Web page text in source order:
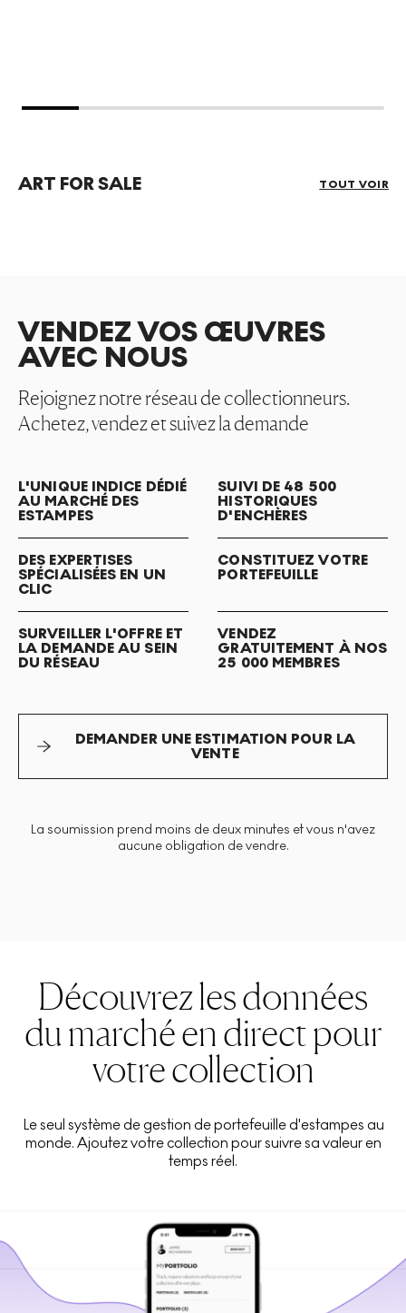
ART FOR SALE TOUT VOIR
VENDEZ VOS ŒUVRES
AVEC NOUS
Rejoignez notre réseau de collectionneurs.
Achetez, vendez et suivez la demande
L'UNIQUE INDICE DÉDIÉ
AU MARCHÉ DES
ESTAMPES
SUIVI DE 48 500
HISTORIQUES
D'ENCHÈRES
DES EXPERTISES
SPÉCIALISÉES EN UN
CLIC
CONSTITUEZ VOTRE
PORTEFEUILLE
SURVEILLER L'OFFRE ET
LA DEMANDE AU SEIN
DU RÉSEAU
VENDEZ
GRATUITEMENT À NOS
25 000 MEMBRES
DEMANDER UNE ESTIMATION POUR LA
VENTE
La soumission prend moins de deux minutes et vous n'avez
aucune obligation de vendre.
Découvrez les données
du marché en direct pour
votre collection
Le seul système de gestion de portefeuille d'estampes au
monde. Ajoutez votre collection pour suivre sa valeur en
temps réel.